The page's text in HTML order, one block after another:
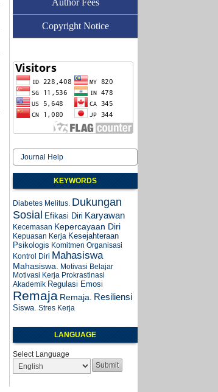
Author Fees
Copyright Notice
Journal Help
KEYWORDS
Diabetes Melitus. Dukungan
Sosial Efikasi Diri Karyawan
Kecemasan Kepercayaan Diri
Kepuasan Kerja Kesejahteraan
Psikologis Komitmen Organisasi
Kontrol Diri Mahasiswa
Mahasiswa. Motivasi Belajar
Motivasi Kerja Prokrastinasi
Akademik Regulasi Emosi
Remaja Remaja. Resiliensi
Siswa. Stres Kerja
LANGUAGE
Select Language